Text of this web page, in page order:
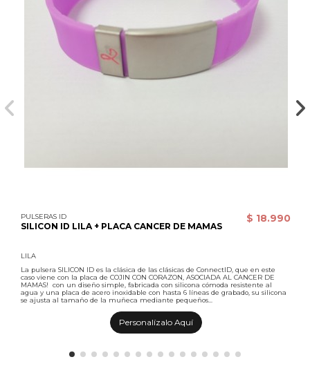
PULSERAS ID
SILICON ID LILA + PLACA CANCER DE MAMAS
LILA
$ 18.990
La pulsera SILICON ID es la clásica de las clásicas de ConnectID, que en este
caso viene con la placa de COJIN CON CORAZON, ASOCIADA AL CANCER DE
MAMAS! con un diseño simple, fabricada con silicona cómoda resistente al
agua y una placa de acero inoxidable con hasta 6 líneas de grabado, su silicona
se ajusta al tamaño de la muñeca mediante pequeños...
Personalízalo Aquí